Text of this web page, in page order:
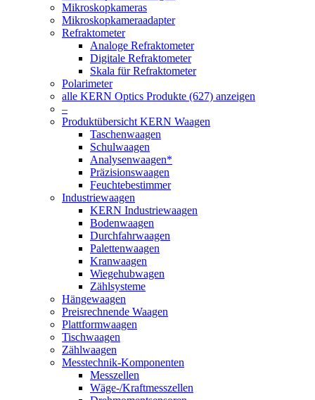
Mikroskopkameras
Mikroskopkameraadapter
Refraktometer
Analoge Refraktometer
Digitale Refraktometer
Skala für Refraktometer
Polarimeter
alle KERN Optics Produkte (627) anzeigen
–
Produktübersicht KERN Waagen
Taschenwaagen
Schulwaagen
Analysenwaagen*
Präzisionswaagen
Feuchtebestimmer
Industriewaagen
KERN Industriewaagen
Bodenwaagen
Durchfahrwaagen
Palettenwaagen
Kranwaagen
Wiegehubwagen
Zählsysteme
Hängewaagen
Preisrechnende Waagen
Plattformwaagen
Tischwaagen
Zählwaagen
Messtechnik-Komponenten
Messzellen
Wäge-/Kraftmesszellen